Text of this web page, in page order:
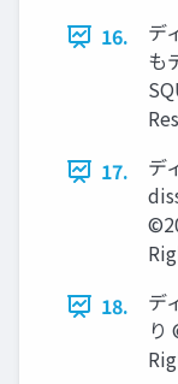
16.
デ
も
17.
デ
18.
デ
り